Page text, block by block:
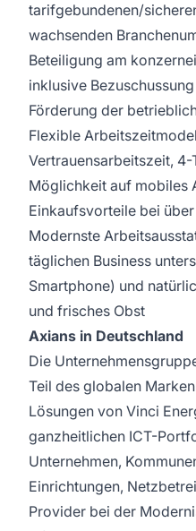
tarifgebundenen/
wachsenden
Beteiligung am
inklusive
Förderung der
Flexible
Vertrauensarbeitszeit,
Möglichkeit auf mobiles
Einkaufsvorteile bei
Modernste
täglichen Business
Smartphone) und
und frisches Obst
Axians in Deutschland
Die
Teil des globalen
Lösungen von Vinci
ganzheitlichen ICT-
Unternehmen,
Einrichtungen,
Provider bei der